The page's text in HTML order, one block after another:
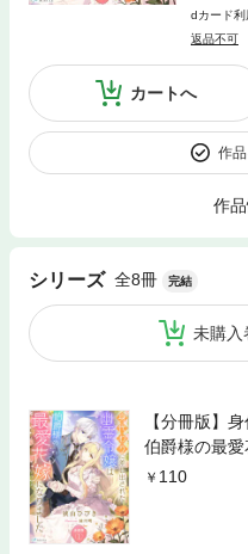
dカード
返品不可
カートへ
作
作
シリーズ 全8冊 完結
未購入
【分冊版】
伯爵様の最愛
110